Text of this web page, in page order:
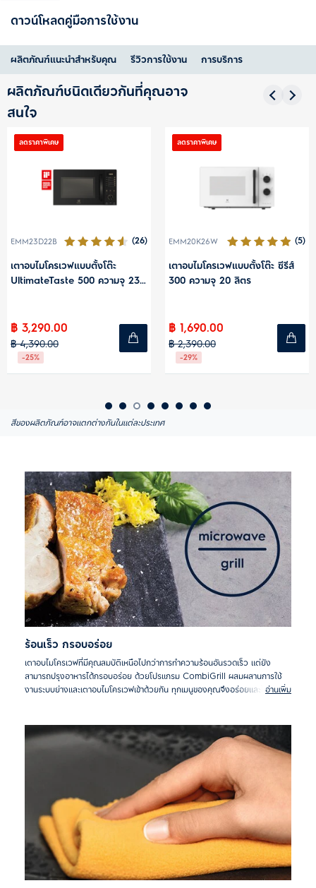
ดาวน์โหลดคู่มือการใช้งาน
ผลิตภัณฑ์แนะนำสำหรับคุณ รีวิวการใช้งาน การบริการ
ผลิตภัณฑ์ชนิดเดียวกันที่คุณอาจ
สนใจ
ลดราคาพิเศษ
EMM23D22B (26)
เตาอบไมโครเวฟแบบตั้งโต๊ะ
UltimateTaste 500 ความจุ 23
฿ 3,290.00
฿ 4,390.00
-25%
ลดราคาพิเศษ
EMM20K26W (5)
เตาอบไมโครเวฟแบบตั้งโต๊ะ ซีรีส์
300 ความจุ 20 ลิตร
฿ 1,690.00
฿ 2,390.00
-29%
สีของผลิตภัณฑ์อาจแตกต่างกันในแต่ละประเทศ
ร้อนเร็ว กรอบอร่อย
เตาอบไมโครเวฟที่มีคุณสมบัติเหนือไปกว่าการทำความร้อนอันรวดเร็ว แต่ยัง
สามารถปรุงอาหารได้กรอบอร่อย ด้วยโปรแกรม CombiGrill ผสมผสานการใช้
งานระบบย่างและเตาอบไมโครเวฟเข้าด้วยกัน ทุกเมนูของคุณจึงอร่อยและได้รสอ่านเพิ่ม